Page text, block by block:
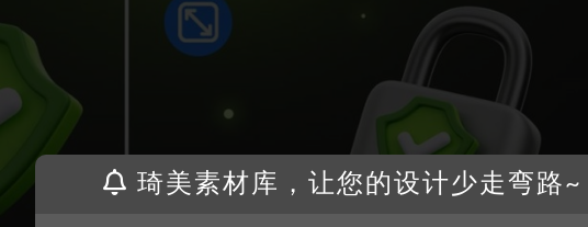
琦美素材库，让您的设计少走弯路~